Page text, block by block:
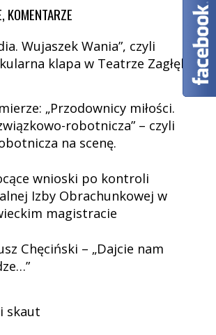
KOMENTARZE
Wujaszek Wania”, czyli
klapa w Teatrze Zagłębia
„Przodownicy miłości.
robotnicza” – czyli
na scenę.
wnioski po kontroli
Izby Obrachunkowej w
magistracie
Chęciński – „Dajcie nam
skaut